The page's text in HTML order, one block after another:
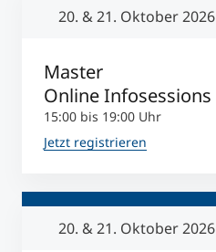
20. & 21. Oktober 2026
Master
Online Infosessions
15:00 bis 19:00 Uhr
Jetzt registrieren
20. & 21. Oktober 2026